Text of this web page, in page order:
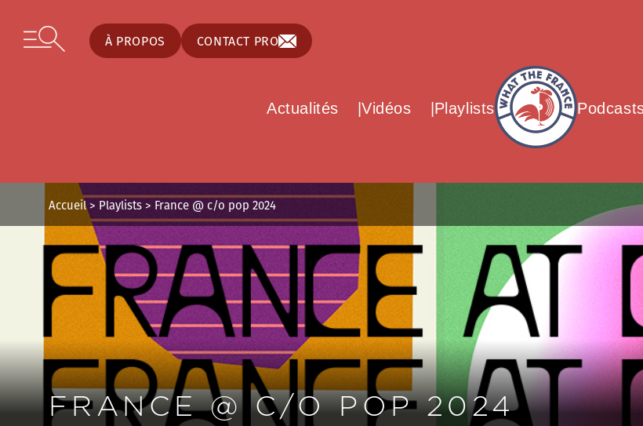
Skip to content
Open secondary menu
À PROPOS CONTACT PRO
Actualités Vidéos Playlists
What The France – Back
Accueil>Playlists>France @ c/o pop 2024
FRANCE @ C/O POP 2024